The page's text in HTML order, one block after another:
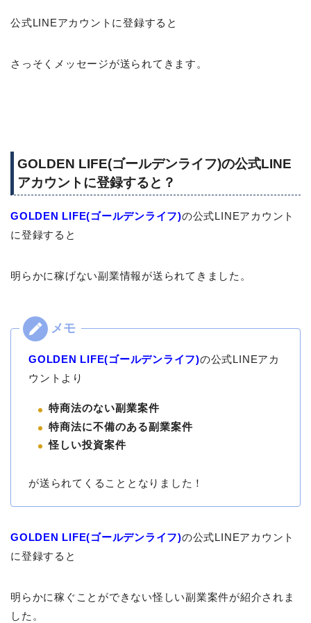
公式LINEアカウントに登録すると
さっそくメッセージが送られてきます。
GOLDEN LIFE(ゴールデンライフ)の公式LINE
アカウントに登録すると？
GOLDEN LIFE(ゴールデンライフ)の公式LINEアカウント
に登録すると
明らかに稼げない副業情報が送られてきました。
GOLDEN LIFE(ゴールデンライフ)の公式LINEアカ
ウントより
特商法のない副業案件
特商法に不備のある副業案件
怪しい投資案件
が送られてくることとなりました！
GOLDEN LIFE(ゴールデンライフ)の公式LINEアカウント
に登録すると
明らかに稼ぐことができない怪しい副業案件が紹介されま
した。